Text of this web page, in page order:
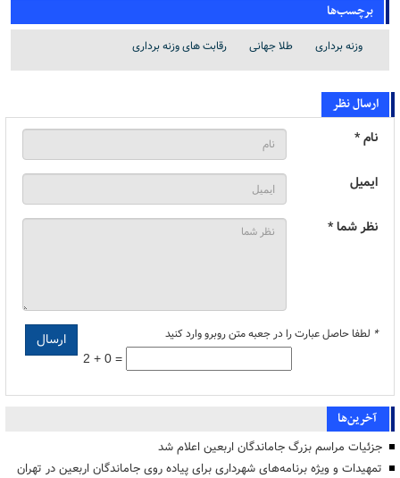
برچسب‌ها
وزنه برداری طلا جهانی رقابت های وزنه برداری
ارسال نظر
نام *
ایمیل
نظر شما *
* لطفا حاصل عبارت را در جعبه متن روبرو وارد کنید
2 + 0 =
آخرین‌ها
جزئیات مراسم بزرگ جاماندگان اربعین اعلام شد
تمهیدات و ویژه برنامه‌های شهرداری برای پیاده روی جاماندگان اربعین در تهران